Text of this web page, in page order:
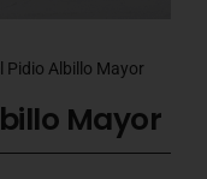
Pidio Albillo Mayor
Mayor